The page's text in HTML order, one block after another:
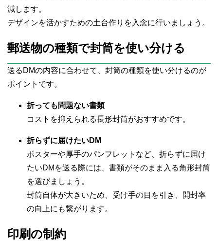
減します。
デザインを活かすための土台作りを入念に行いましょう。
郵送物の種類で封筒を使い分ける
送るDMの内容に合わせて、封筒の種類を使い分けるのが
ポイントです。
折っても問題ない書類
コストを抑えられる長形封筒がおすすめです。
折らずに届けたいDM
ポスターや厚手のパンフレットなど、折らずに届け
たいDMを送る際には、書類がそのまま入る角形封筒
を選びましょう。
封筒自体が大きいため、受け手の目を引き、開封率
の向上にも繋がります。
印刷の制約